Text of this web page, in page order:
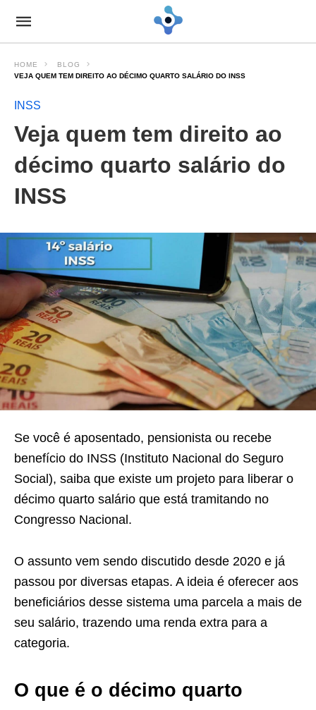
HOME
BLOG
VEJA QUEM TEM DIREITO AO DÉCIMO QUARTO SALÁRIO DO INSS
INSS
Veja quem tem direito ao
décimo quarto salário do
INSS
Se você é aposentado, pensionista ou recebe
benefício do INSS (Instituto Nacional do Seguro
Social), saiba que existe um projeto para liberar o
décimo quarto salário que está tramitando no
Congresso Nacional.
O assunto vem sendo discutido desde 2020 e já
passou por diversas etapas. A ideia é oferecer aos
beneficiários desse sistema uma parcela a mais de
seu salário, trazendo uma renda extra para a
categoria.
O que é o décimo quarto